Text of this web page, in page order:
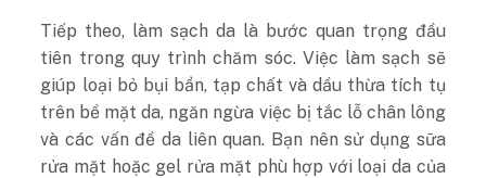
Tiếp theo, làm sạch da là bước quan trọng đầu
tiên trong quy trình chăm sóc. Việc làm sạch sẽ
giúp loại bỏ bụi bẩn, tạp chất và dầu thừa tích tụ
trên bề mặt da, ngăn ngừa việc bị tắc lỗ chân lông
và các vấn đề da liên quan. Bạn nên sử dụng sữa
rửa mặt hoặc gel rửa mặt phù hợp với loại da của